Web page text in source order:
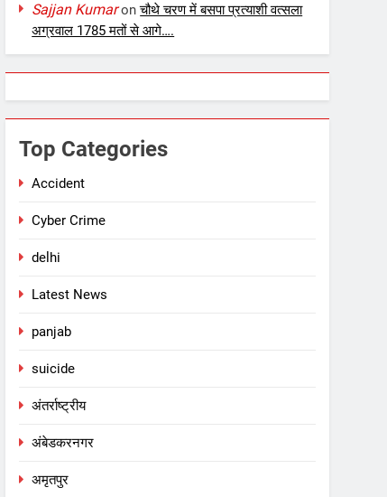
Sajjan Kumaronचौथे चरण में बसपा प्रत्याशी वत्सला
अग्रवाल 1785 मतों से आगे….
Top Categories
Accident
Cyber Crime
delhi
Latest News
panjab
suicide
अंतर्राष्ट्रीय
अंबेडकरनगर
अमृतपुर